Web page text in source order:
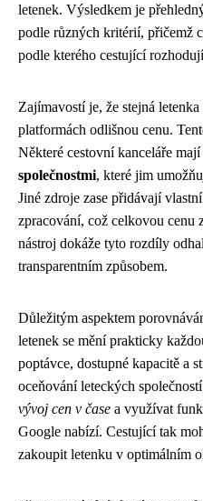
letenek. Výsledkem je
podle různých kritérií, přičemž
podle kterého cestující
Zajímavostí je, že stejná
platformách odlišnou cenu.
Některé cestovní kanceláře mají
společnostmi, které jim
Jiné zdroje zase přidávají
zpracování, což celkovou cenu
nástroj dokáže tyto rozdíly
transparentním způsobem.
Důležitým aspektem
letenek se mění prakticky
poptávce, dostupné kapacitě a
oceňování leteckých
vývoj cen v čase a využívat
Google nabízí. Cestující tak
zakoupit letenku v optimálním